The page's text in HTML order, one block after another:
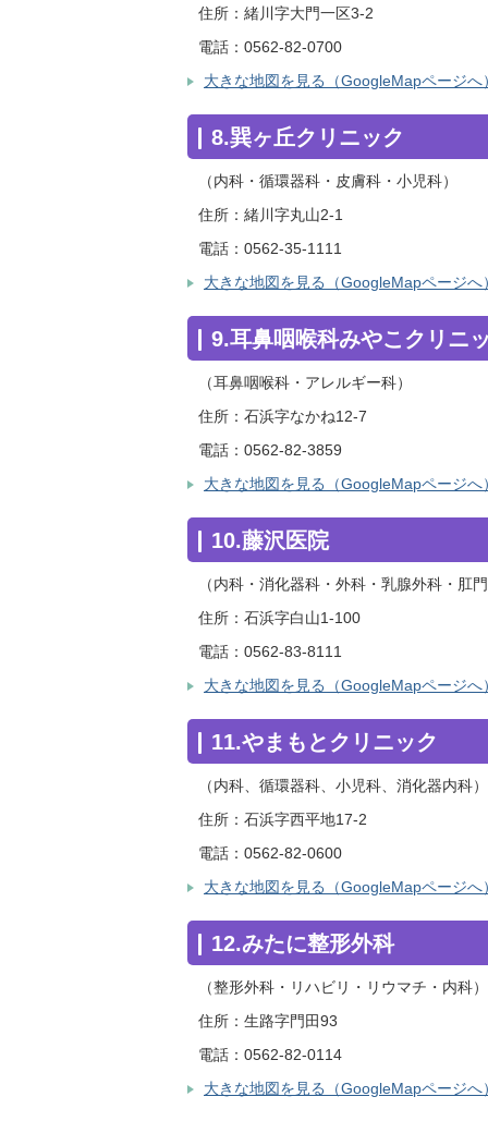
住所：緒川字大門一区3-2
電話：0562-82-0700
大きな地図を見る（GoogleMapページへ）
8.巽ヶ丘クリニック
（内科・循環器科・皮膚科・小児科）
住所：緒川字丸山2-1
電話：0562-35-1111
大きな地図を見る（GoogleMapページへ）
9.耳鼻咽喉科みやこクリニ
（耳鼻咽喉科・アレルギー科）
住所：石浜字なかね12-7
電話：0562-82-3859
大きな地図を見る（GoogleMapページへ）
10.藤沢医院
（内科・消化器科・外科・乳腺外科・肛門
住所：石浜字白山1-100
電話：0562-83-8111
大きな地図を見る（GoogleMapページへ）
11.やまもとクリニック
（内科、循環器科、小児科、消化器内科）
住所：石浜字西平地17-2
電話：0562-82-0600
大きな地図を見る（GoogleMapページへ）
12.みたに整形外科
（整形外科・リハビリ・リウマチ・内科）
住所：生路字門田93
電話：0562-82-0114
大きな地図を見る（GoogleMapページへ）